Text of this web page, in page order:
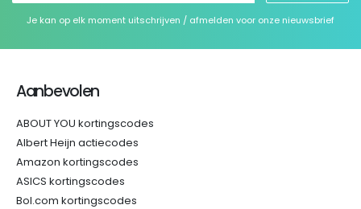
Je kan op elk moment uitschrijven / afmelden voor onze nieuwsbrief
Aanbevolen
ABOUT YOU kortingscodes
Albert Heijn actiecodes
Amazon kortingscodes
ASICS kortingscodes
Bol.com kortingscodes